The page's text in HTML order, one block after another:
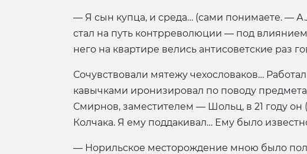
— Я сын купца, и среда… (сами понимаете. —
стал на путь контрреволюции — под
него на квартире велись антисоветские раз
Сочувствовали мятежу чехословаков…
кавычками иронизировал по поводу
Смирнов, заместителем — Шольц, в 21 году
Колчака. Я ему поддакивал… Ему было
— Норильское месторождение мною было